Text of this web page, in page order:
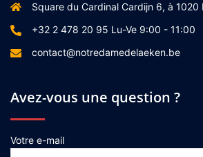
Square du Cardinal Cardijn 6, à 1020
+32 2 478 20 95 Lu-Ve 9:00 - 11:00
contact@notredamedelaeken.be
Avez-vous une question ?
Votre e-mail